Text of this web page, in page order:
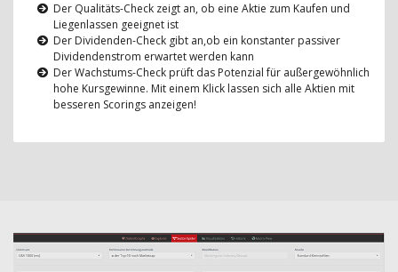
Der Qualitäts-Check zeigt an, ob eine Aktie zum Kaufen und
Liegenlassen geeignet ist
Der Dividenden-Check gibt an,ob ein konstanter passiver
Dividendenstrom erwartet werden kann
Der Wachstums-Check prüft das Potenzial für außergewöhnlich
hohe Kursgewinne. Mit einem Klick lassen sich alle Aktien mit
besseren Scorings anzeigen!